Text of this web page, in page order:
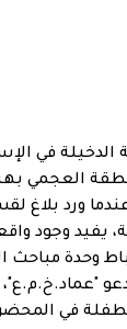
الدخيلة في
العجمي
عندما ورد بلاغ
يفيد وجود
"فراش" بالمدرسة المشار إليها بالاعتداء عليها وملامسة جسدها.
في